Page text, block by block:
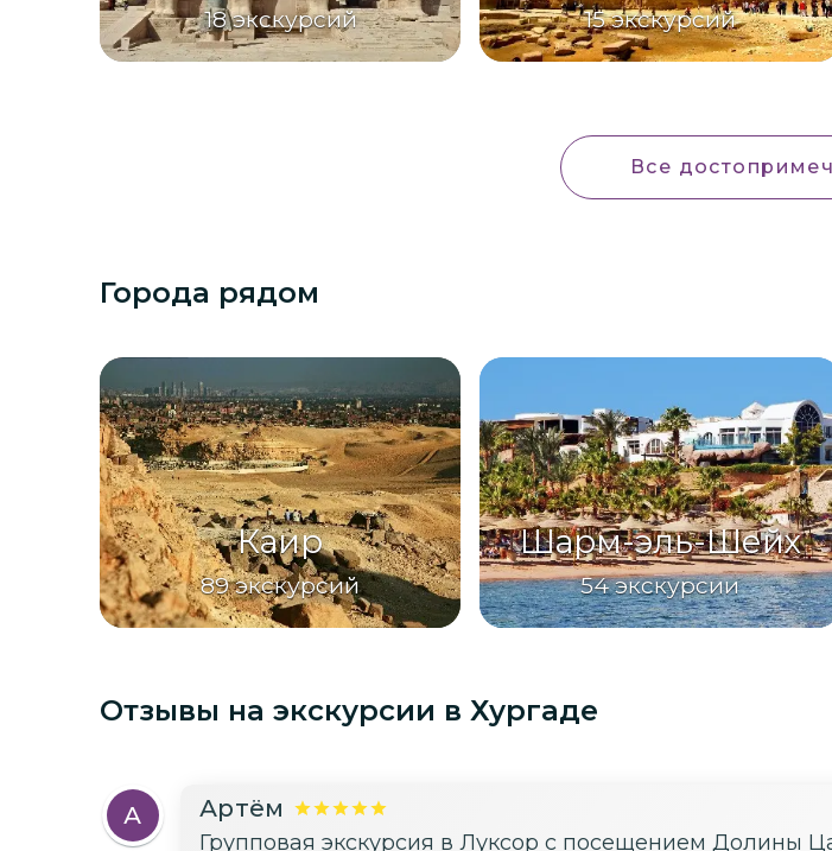
18 экскурсий 15 экскурсий
Все
Города рядом
Каир
89 экскурсий
Шарм-эль-Шейх
54 экскурсии
Отзывы на экскурсии в Хургаде
А Артём
Групповая экскурсия в Луксор с посещением Долины